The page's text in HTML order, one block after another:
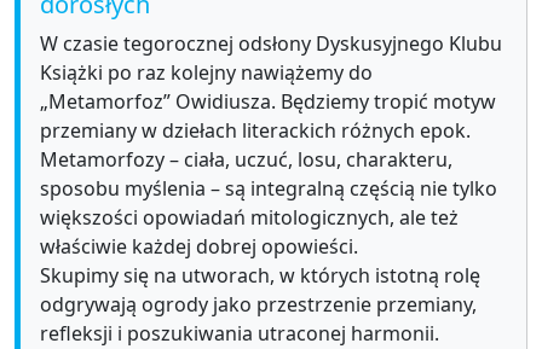
W czasie tegorocznej odsłony Dyskusyjnego Klubu
Książki po raz kolejny nawiążemy do
„Metamorfoz” Owidiusza. Będziemy tropić motyw
przemiany w dziełach literackich różnych epok.
Metamorfozy – ciała, uczuć, losu, charakteru,
sposobu myślenia – są integralną częścią nie tylko
większości opowiadań mitologicznych, ale też
właściwie każdej dobrej opowieści.
Skupimy się na utworach, w których istotną rolę
odgrywają ogrody jako przestrzenie przemiany,
refleksji i poszukiwania utraconej harmonii.